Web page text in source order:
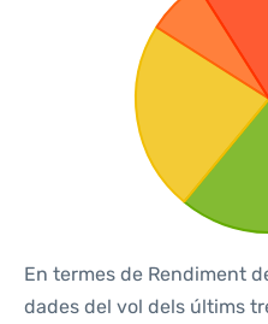
En termes de Rendiment
dades del vol dels últims